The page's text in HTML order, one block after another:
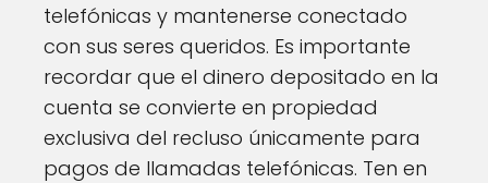
telefónicas y mantenerse conectado
con sus seres queridos. Es importante
recordar que el dinero depositado en la
cuenta se convierte en propiedad
exclusiva del recluso únicamente para
pagos de llamadas telefónicas. Ten en